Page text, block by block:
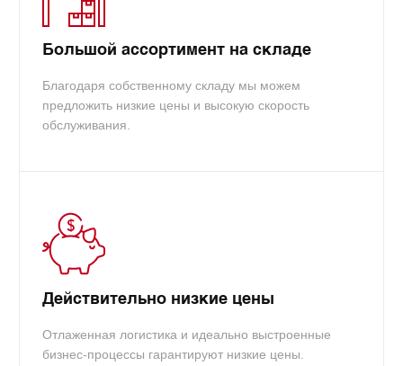
Большой ассортимент на складе
Благодаря собственному складу мы можем
предложить низкие цены и высокую скорость
обслуживания.
Действительно низкие цены
Отлаженная логистика и идеально выстроенные
бизнес-процессы гарантируют низкие цены.